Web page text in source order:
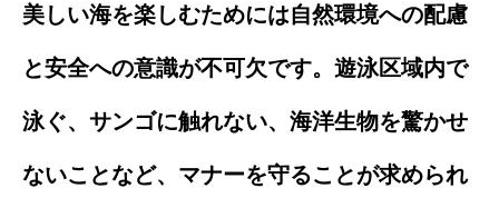
美しい海を楽しむためには自然環境への配慮
と安全への意識が不可欠です。遊泳区域内で
泳ぐ、サンゴに触れない、海洋生物を驚かせ
ないことなど、マナーを守ることが求められ